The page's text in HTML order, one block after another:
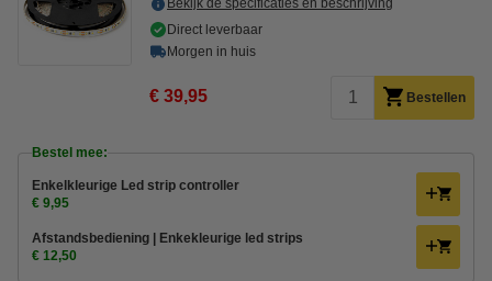
Bekijk de specificaties en beschrijving
Direct leverbaar
Morgen in huis
€ 39,95 Bestellen
Bestel mee:
Enkelkleurige Led strip controller
€ 9,95
Afstandsbediening | Enkekleurige led strips
€ 12,50